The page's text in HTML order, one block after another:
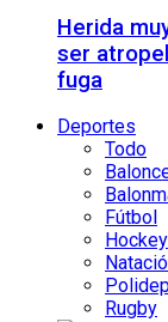
Herida
ser
fuga
Deportes
Todo
Fútbol
Hockey
Rugby